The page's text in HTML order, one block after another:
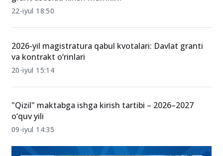
22-iyul 18:50
2026-yil magistratura qabul kvotalari: Davlat granti
va kontrakt o‘rinlari
20-iyul 15:14
"Qizil" maktabga ishga kirish tartibi – 2026–2027
o‘quv yili
09-iyul 14:35